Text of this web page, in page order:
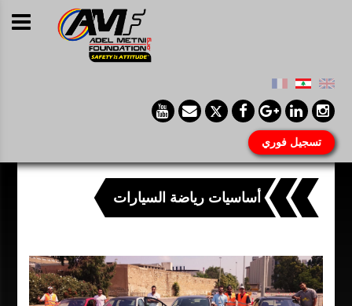
تسجيل فوري
أساسيات رياضة السيارات